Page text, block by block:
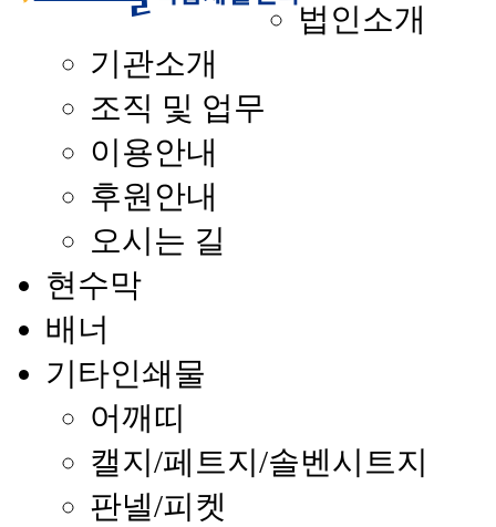
법인소개
기관소개
조직 및 업무
이용안내
후원안내
오시는 길
현수막
배너
기타인쇄물
어깨띠
캘지/페트지/솔벤시트지
판넬/피켓